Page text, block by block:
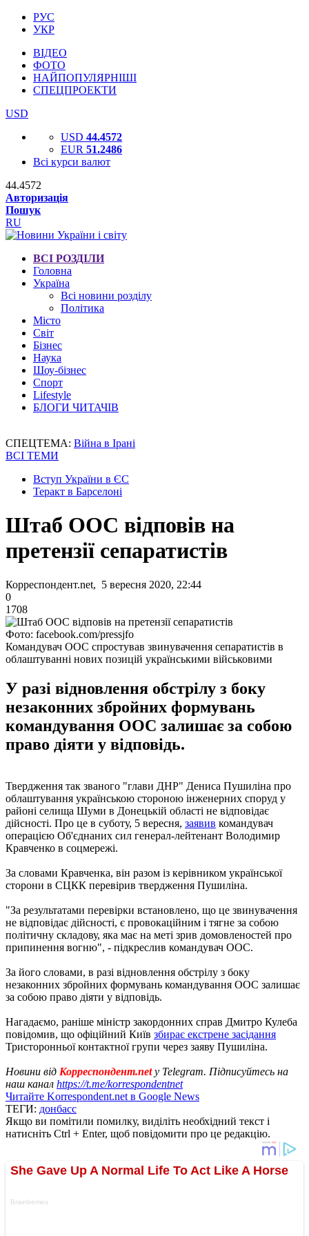
РУС
УКР
ВІДЕО
ФОТО
НАЙПОПУЛЯРНІШІ
СПЕЦПРОЕКТИ
USD
USD 44.4572
EUR 51.2486
Всі курси валют
44.4572
Авторизація
Пошук
RU
ВСІ РОЗДІЛИ
Головна
Україна
Всі новини розділу
Політика
Місто
Світ
Бізнес
Наука
Шоу-бізнес
Спорт
Lifestyle
БЛОГИ ЧИТАЧІВ
СПЕЦТЕМА: Війна в Ірані
ВСІ ТЕМИ
Вступ України в ЄС
Теракт в Барселоні
Штаб ООС відповів на
претензії сепаратистів
Корреспондент.net, 5 вересня 2020, 22:44
0
1708
Фото: facebook.com/pressjfo
Командувач ООС спростував звинувачення сепаратистів в
облаштуванні нових позицій українськими військовими
У разі відновлення обстрілу з боку
незаконних збройних формувань
командування ООС залишає за собою
право діяти у відповідь.
Твердження так званого "глави ДНР" Дениса Пушиліна про
облаштування українською стороною інженерних споруд у
районі селища Шуми в Донецькій області не відповідає
дійсності. Про це в суботу, 5 вересня, заявив командувач
операцією Об'єднаних сил генерал-лейтенант Володимир
Кравченко в соцмережі.
За словами Кравченка, він разом із керівником української
сторони в СЦКК перевірив твердження Пушиліна.
"За результатами перевірки встановлено, що це звинувачення
не відповідає дійсності, є провокаційним і тягне за собою
політичну складову, яка має на меті зрив домовленостей про
припинення вогню", - підкреслив командувач ООС.
За його словами, в разі відновлення обстрілу з боку
незаконних збройних формувань командування ООС залишає
за собою право діяти у відповідь.
Нагадаємо, раніше міністр закордонних справ Дмитро Кулеба
повідомив, що офіційний Київ збирає екстрене засідання
Тристоронньої контактної групи через заяву Пушиліна.
Новини від Корреспондент.netу Telegram. Підписуйтесь на
наш канал https://t.me/korrespondentnet
Читайте Korrespondent.net в Google News
ТЕГИ: донбасс
Якщо ви помітили помилку, виділіть необхідний текст і
натисніть Ctrl + Enter, щоб повідомити про це редакцію.